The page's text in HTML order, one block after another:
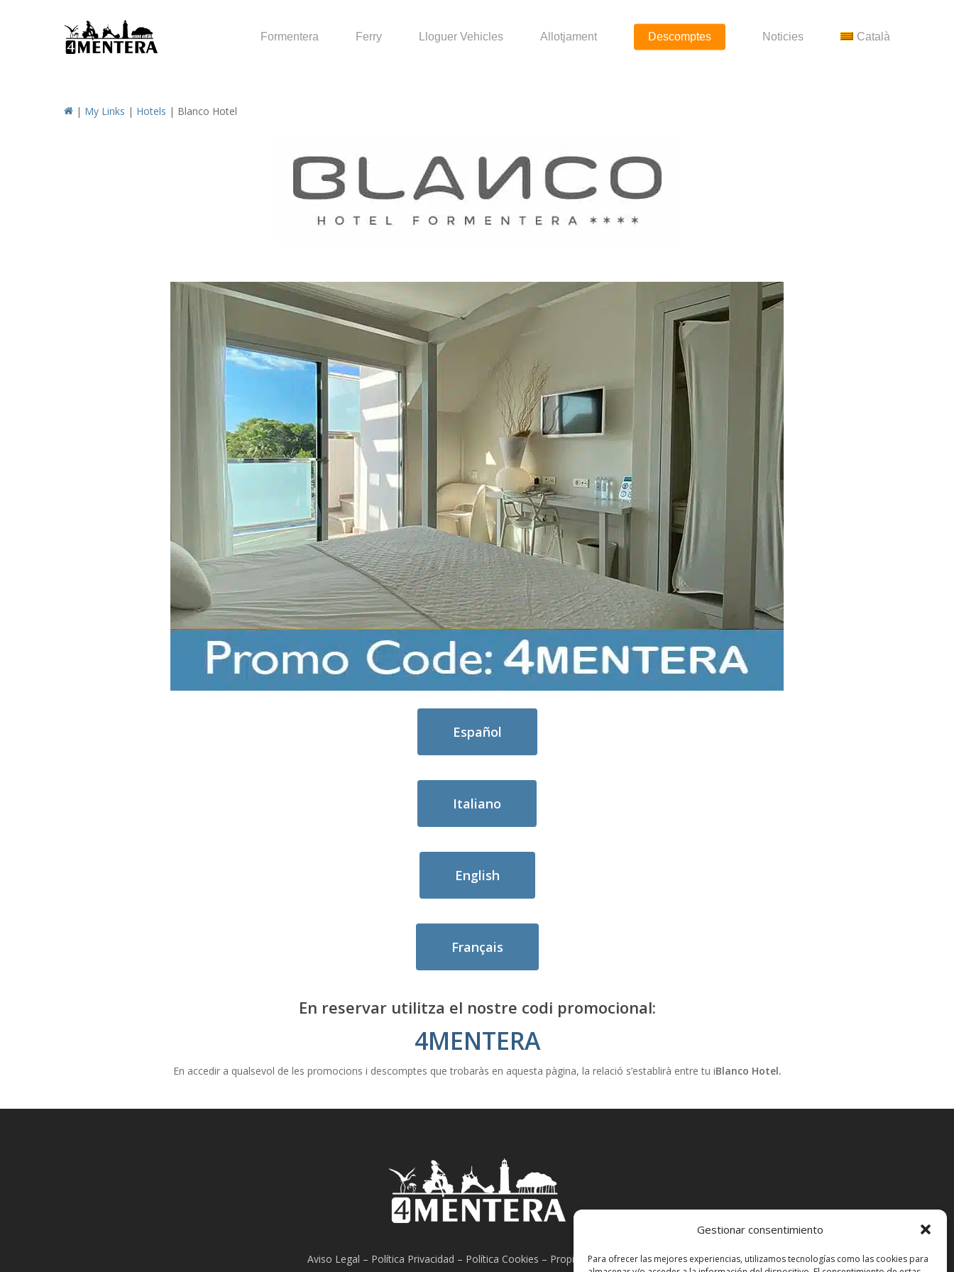
Gestionar consentimiento
Para ofrecer las mejores experiencias, utilizamos tecnologías como las cookies para
Formentera Ferry Lloguer Vehicles Allotjament Descomptes Noticies Català
| My Links | Hotels | Blanco Hotel
Español
Italiano
English
Français
En reservar utilitza el nostre codi promocional:
4MENTERA
En accedir a qualsevol de les promocions i descomptes que trobaràs en aquesta pàgina, la relació s’establirà entre tu iBlanco Hotel.
Aviso Legal – Política Privacidad – Política Cookies – Propiedad Intelectual